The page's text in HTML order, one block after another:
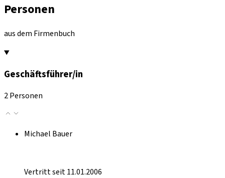
Personen
aus dem Firmenbuch
Geschäftsführer/in
2 Personen
Michael Bauer
Vertritt seit 11.01.2006